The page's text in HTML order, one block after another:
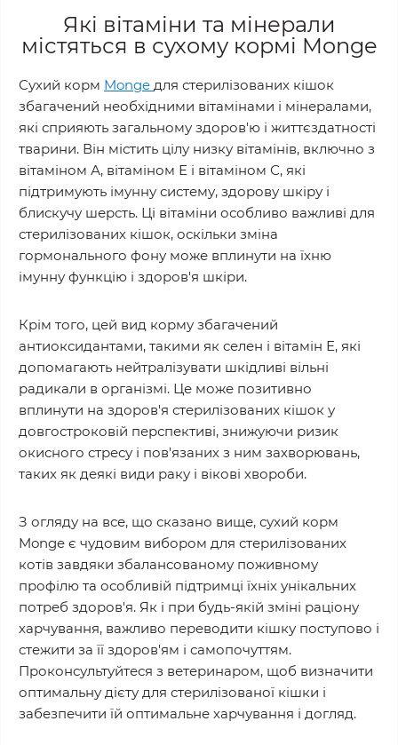
Які вітаміни та мінерали
містяться в сухому кормі Monge
Сухий корм Monge для стерилізованих кішок
збагачений необхідними вітамінами і мінералами,
які сприяють загальному здоров'ю і життєздатності
тварини. Він містить цілу низку вітамінів, включно з
вітаміном А, вітаміном Е і вітаміном С, які
підтримують імунну систему, здорову шкіру і
блискучу шерсть. Ці вітаміни особливо важливі для
стерилізованих кішок, оскільки зміна
гормонального фону може вплинути на їхню
імунну функцію і здоров'я шкіри.
Крім того, цей вид корму збагачений
антиоксидантами, такими як селен і вітамін Е, які
допомагають нейтралізувати шкідливі вільні
радикали в організмі. Це може позитивно
вплинути на здоров'я стерилізованих кішок у
довгостроковій перспективі, знижуючи ризик
окисного стресу і пов'язаних з ним захворювань,
таких як деякі види раку і вікові хвороби.
З огляду на все, що сказано вище, сухий корм
Monge є чудовим вибором для стерилізованих
котів завдяки збалансованому поживному
профілю та особливій підтримці їхніх унікальних
потреб здоров'я. Як і при будь-якій зміні раціону
харчування, важливо переводити кішку поступово і
стежити за її здоров'ям і самопочуттям.
Проконсультуйтеся з ветеринаром, щоб визначити
оптимальну дієту для стерилізованої кішки і
забезпечити їй оптимальне харчування і догляд.